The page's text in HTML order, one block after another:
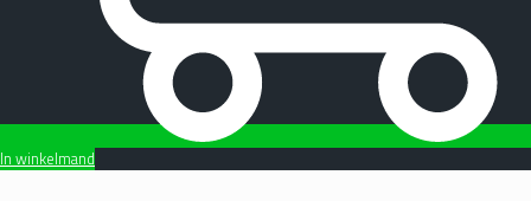
In winkelmand